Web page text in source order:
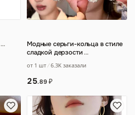
…
Модные серьги-кольца в стиле
сладкой дерзости…
от 1 шт 6.3K заказали
25.89₽